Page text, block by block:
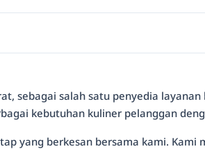
sebagai salah satu penyedia
kebutuhan kuliner pelanggan
yang berkesan bersama kami.